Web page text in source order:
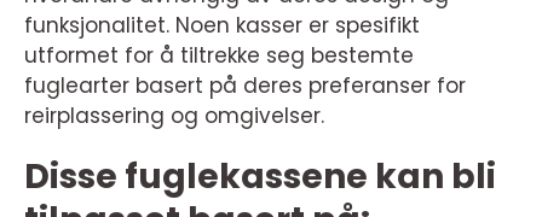
funksjonalitet. Noen kasser er spesifikt
utformet for å tiltrekke seg bestemte
fuglearter basert på deres preferanser for
reirplassering og omgivelser.
Disse fuglekassene kan bli